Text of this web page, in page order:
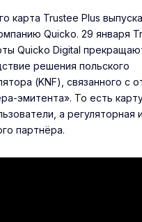
карта Trustee Plus
Quicko. 29 января
Quicko Digital
решения польского
(KNF), связанного с
эмитента». То есть
а регуляторная
партнёра.